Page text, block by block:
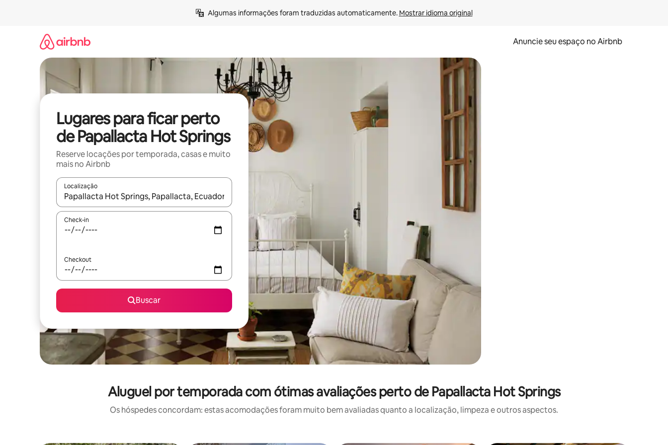
Algumas informações foram traduzidas automaticamente. Mostrar idioma original
Anuncie seu espaço no Airbnb
Lugares para ficar perto
de Papallacta Hot Springs
Reserve locações por temporada, casas e muito
mais no Airbnb
Localização
Quando os resultados estiverem disponíveis, explore-os usando as seta para cima e para baixo do teclado ou tocando e deslizando o dedo na tela.
Check-in
Checkout
Buscar
Aluguel por temporada com ótimas avaliações perto de Papallacta Hot Springs
Os hóspedes concordam: estas acomodações foram muito bem avaliadas quanto a localização, limpeza e outros aspectos.